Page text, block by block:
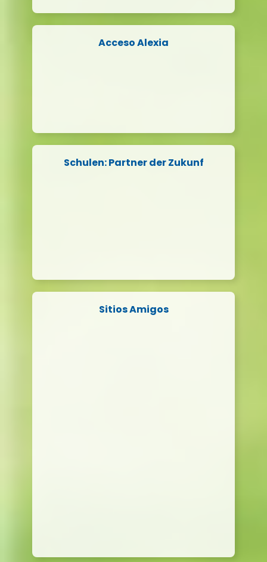
Acceso Alexia
Schulen: Partner der Zukunf
Sitios Amigos